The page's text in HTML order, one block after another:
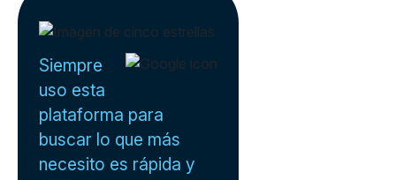
Siempre
uso esta
plataforma para
buscar lo que más
necesito es rápida y